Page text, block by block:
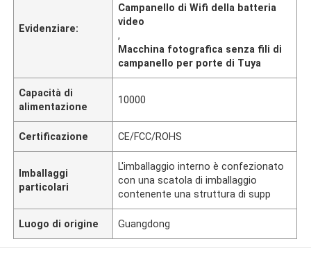
Evidenziare:
Campanello di Wifi della batteria
video
,
Macchina fotografica senza fili di
campanello per porte di Tuya
Capacità di
alimentazione
10000
Certificazione CE/FCC/ROHS
Imballaggi
particolari
L'imballaggio interno è confezionato
con una scatola di imballaggio
contenente una struttura di supp
Luogo di origine Guangdong